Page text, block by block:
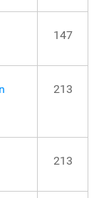
147
213
213